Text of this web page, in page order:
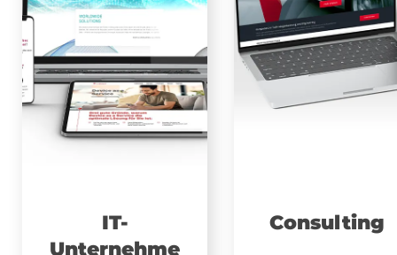
IT-
Unternehme
Consulting